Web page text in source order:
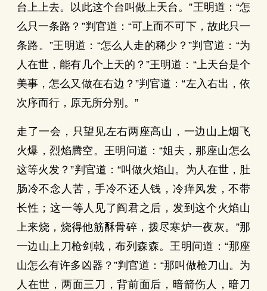
台上上去。以此这个台叫做上天台。”王明道：“怎
么只一条路？”判官道：“可上而不可下，故此只一
条路。”王明道：“怎么人走的稀少？”判官道：“为
人在世，能有几个上天的？”王明道：“上天台是个
美事，怎么又做在右边？”判官道：“左入右出，依
次序而行，原无所分别。”
走了一会，只望见左右两座高山，一边山上烟飞
火爆，烈焰腾空。王明问道：“姐夫，那座山怎么
这等火发？”判官道：“叫做火焰山。为人在世，肚
肠冷不念人苦，手冷不还人钱，冷痒风发，不带
长性；这一等人见了阎君之后，发到这个火焰山
上来烧，烧得他筋酥骨碎，拨尽寒炉一夜灰。”那
一边山上刀枪剑戟，布列森森。王明问道：“那座
山怎么有许多凶器？”判官道：“那叫做枪刀山。为
人在世，两面三刀，背前面后，暗箭伤人，暗刀